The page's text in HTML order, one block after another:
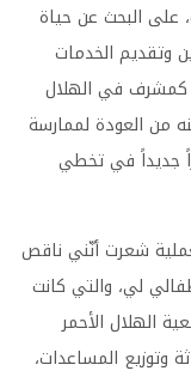
على البحث عن حياة
وتقديم الخدمات
كمشرف في الهلال
من العودة لممارسة
جديداً في تخطي
شعرت أنّني ناقص
لي، والتي كانت
الهلال الأحمر
وتوزيع المساعدات،